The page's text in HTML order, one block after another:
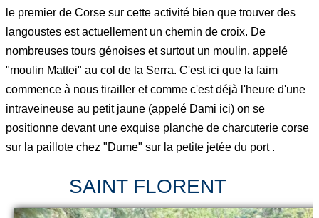
le premier de Corse sur cette activité bien que trouver des
langoustes est actuellement un chemin de croix. De
nombreuses tours génoises et surtout un moulin, appelé
"moulin Mattei" au col de la Serra. C'est ici que la faim
commence à nous tirailler et comme c'est déjà l'heure d'une
intraveineuse au petit jaune (appelé Dami ici) on se
positionne devant une exquise planche de charcuterie corse
sur la paillote chez "Dume" sur la petite jetée du port .
SAINT FLORENT